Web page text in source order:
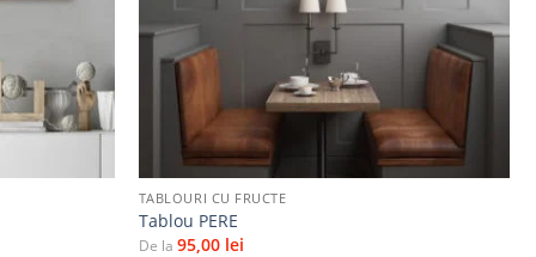
TABLOURI CU FRUCTE
Tablou PERE
De la 95,00 lei